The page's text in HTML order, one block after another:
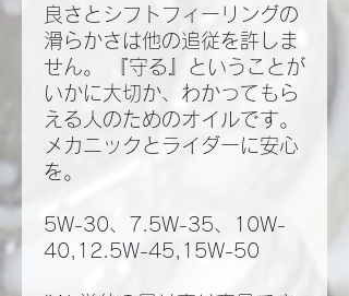
良さとシフトフィーリングの
滑らかさは他の追従を許しま
せん。 『守る』ということが
いかに大切か、わかってもら
える人のためのオイルです。
メカニックとライダーに安心
を。
5W-30、7.5W-35、10W-
40,12.5W-45,15W-50